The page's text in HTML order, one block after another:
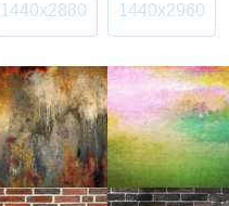
1440x2880 1440x2960